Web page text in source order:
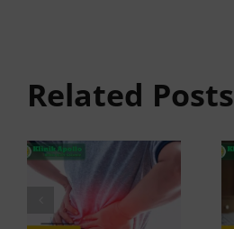
Related Posts
Penyebab
Sering
Kambuh
dan Cara
Atasinya